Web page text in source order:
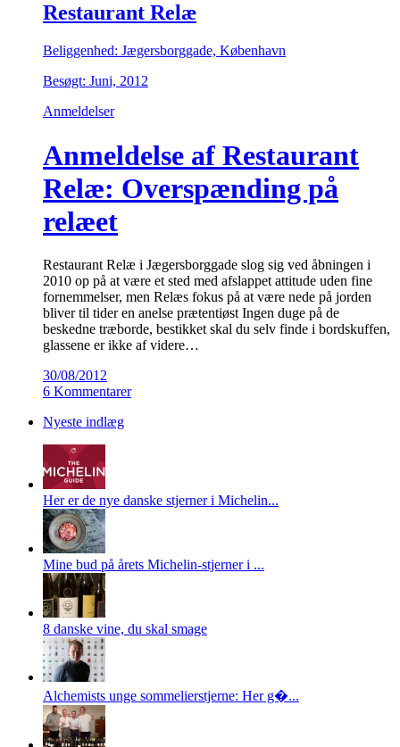
Restaurant Relæ
Beliggenhed: Jægersborggade, København
Besøgt: Juni, 2012
Anmeldelser
Anmeldelse af Restaurant
Relæ: Overspænding på
relæet
Restaurant Relæ i Jægersborggade slog sig ved åbningen i
2010 op på at være et sted med afslappet attitude uden fine
fornemmelser, men Relæs fokus på at være nede på jorden
bliver til tider en anelse prætentiøst Ingen duge på de
beskedne træborde, bestikket skal du selv finde i bordskuffen,
glassene er ikke af videre…
30/08/2012
6 Kommentarer
Nyeste indlæg
Her er de nye danske stjerner i Michelin...
Mine bud på årets Michelin-stjerner i ...
8 danske vine, du skal smage
Alchemists unge sommelierstjerne: Her g�...